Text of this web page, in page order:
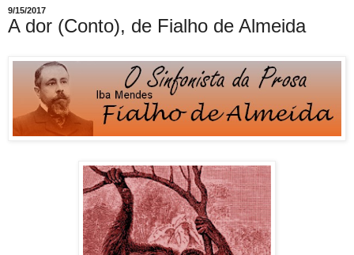
9/15/2017
A dor (Conto), de Fialho de Almeida